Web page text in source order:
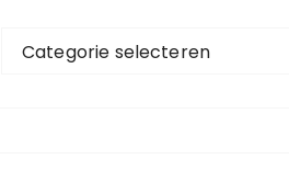
Categorie selecteren